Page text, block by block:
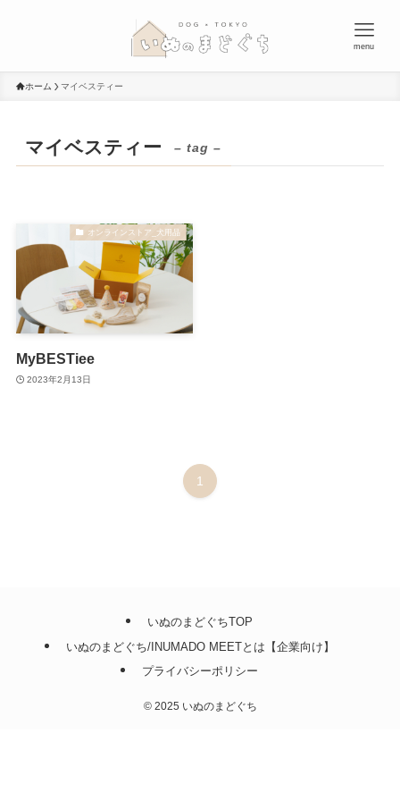
menu
ホーム マイベスティー
マイベスティー – tag –
オンラインストア_犬用品
MyBESTiee
2023年2月13日
1
いぬのまどぐちTOP
いぬのまどぐち/INUMADO MEETとは【企業向け】
プライバシーポリシー
©2025 いぬのまどぐち